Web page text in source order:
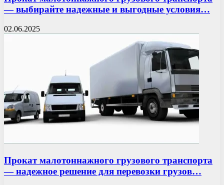
— выбирайте надежные и выгодные условия…
02.06.2025
Прокат малотоннажного грузового транспорта
— надежное решение для перевозки грузов…